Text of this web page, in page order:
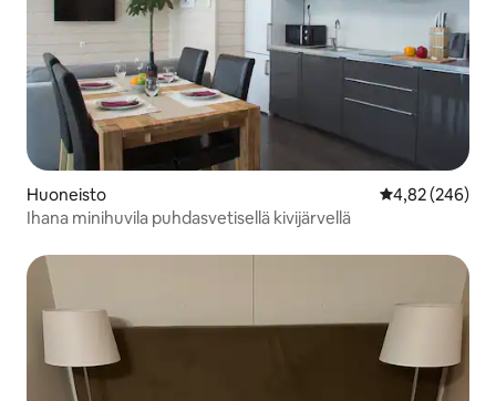
Huoneisto
4,82 (246)
Ihana minihuvila puhdasvetisellä kivijärvellä